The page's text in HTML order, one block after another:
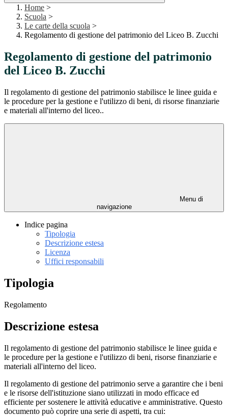
Home >
Scuola >
Le carte della scuola >
Regolamento di gestione del patrimonio del Liceo B. Zucchi
Regolamento di gestione del patrimonio
del Liceo B. Zucchi
Il regolamento di gestione del patrimonio stabilisce le linee guida e
le procedure per la gestione e l'utilizzo di beni, di risorse finanziarie
e materiali all'interno del liceo..
Menu di
navigazione
Indice pagina
Tipologia
Descrizione estesa
Licenza
Uffici responsabili
Tipologia
Regolamento
Descrizione estesa
Il regolamento di gestione del patrimonio stabilisce le linee guida e
le procedure per la gestione e l'utilizzo di beni, risorse finanziarie e
materiali all'interno del liceo.
Il regolamento di gestione del patrimonio serve a garantire che i beni
e le risorse dell'istituzione siano utilizzati in modo efficace ed
efficiente per sostenere le attività educative e amministrative. Questo
documento può coprire una serie di aspetti, tra cui: